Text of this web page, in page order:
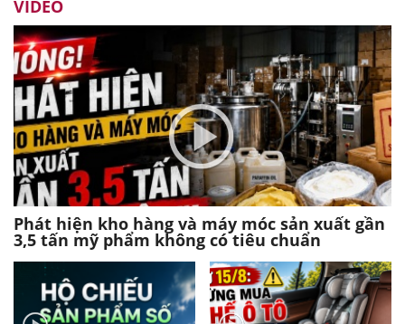
VIDEO
Phát hiện kho hàng và máy móc sản xuất gần
3,5 tấn mỹ phẩm không có tiêu chuẩn